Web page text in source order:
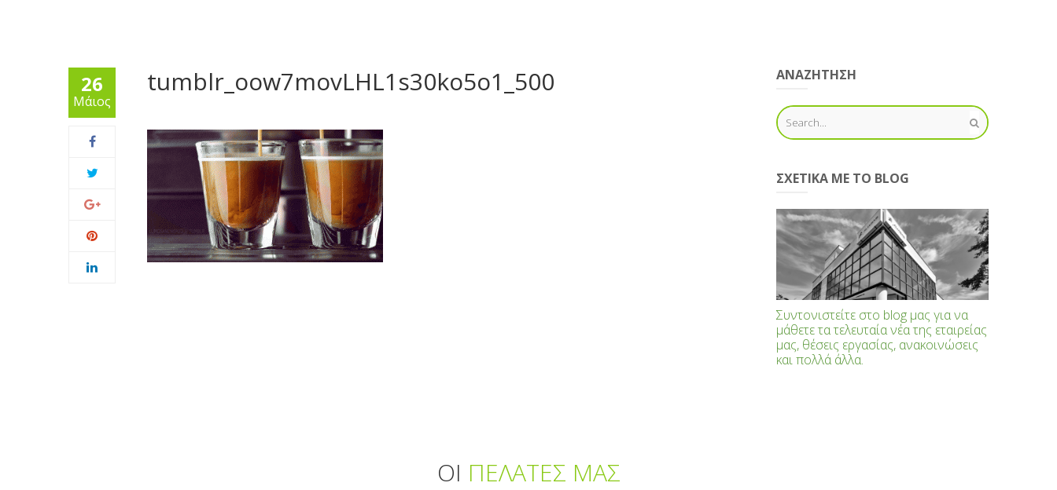
26
Μάιος
tumblr_oow7movLHL1s30ko5o1_500 ΑΝΑΖΗΤΗΣΗ
ΣΧΕΤΙΚΆ ΜΕ ΤΟ BLOG
Συντονιστείτε στο blog μας για να
μάθετε τα τελευταία νέα της εταιρείας
μας, θέσεις εργασίας, ανακοινώσεις
και πολλά άλλα.
ΟΙ ΠΕΛΑΤΕΣ ΜΑΣ